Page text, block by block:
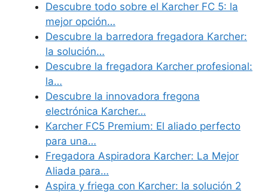
Descubre todo sobre el Karcher FC 5: la
mejor opción…
Descubre la barredora fregadora Karcher:
la solución…
Descubre la fregadora Karcher profesional:
la…
Descubre la innovadora fregona
electrónica Karcher…
Karcher FC5 Premium: El aliado perfecto
para una…
Fregadora Aspiradora Karcher: La Mejor
Aliada para…
Aspira y friega con Karcher: la solución 2